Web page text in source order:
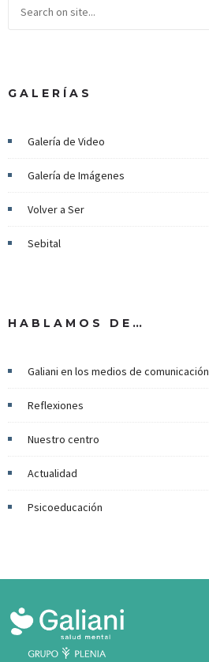
GALERÍAS
Galería de Video
Galería de Imágenes
Volver a Ser
Sebital
HABLAMOS DE…
Galiani en los medios de comunicación
Reflexiones
Nuestro centro
Actualidad
Psicoeducación